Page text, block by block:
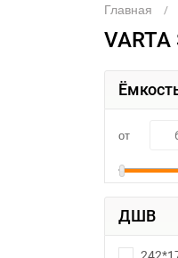
Главная
от
ДШВ